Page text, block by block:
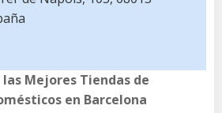
las Mejores Tiendas de
en Barcelona